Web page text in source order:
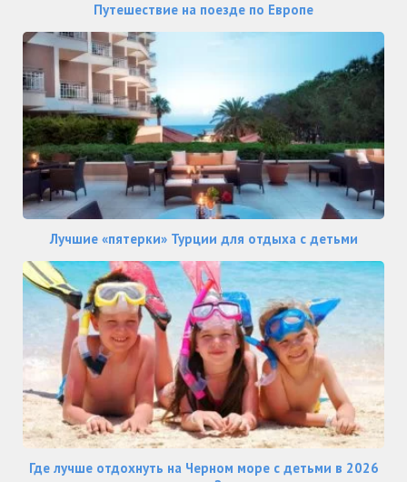
Путешествие на поезде по Европе
Лучшие «пятерки» Турции для отдыха с детьми
Где лучше отдохнуть на Черном море с детьми в 2026